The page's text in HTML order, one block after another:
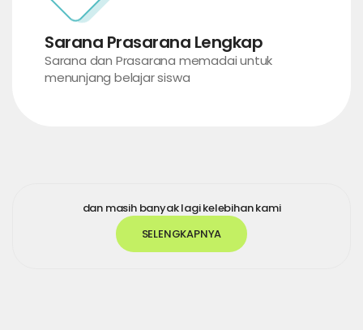
Sarana Prasarana Lengkap
Sarana dan Prasarana memadai untuk
menunjang belajar siswa
dan masih banyak lagi kelebihan kami
SELENGKAPNYA